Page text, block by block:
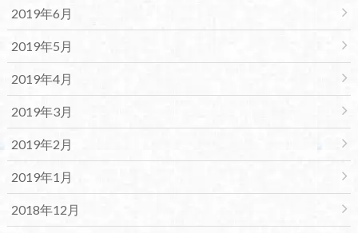
2019年6月
2019年5月
2019年4月
2019年3月
2019年2月
2019年1月
2018年12月